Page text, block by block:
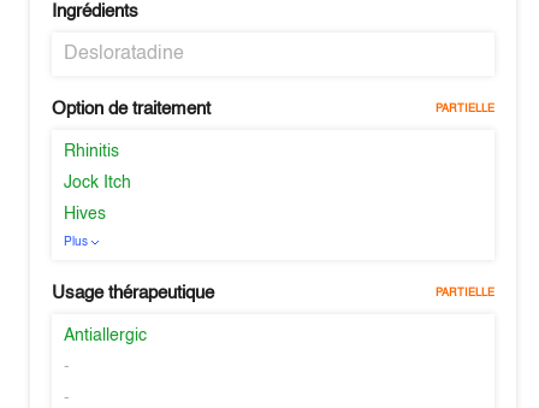
Ingrédients
Desloratadine
Option de traitement PARTIELLE
Rhinitis
Jock Itch
Hives
Plus
Usage thérapeutique PARTIELLE
Antiallergic
-
-